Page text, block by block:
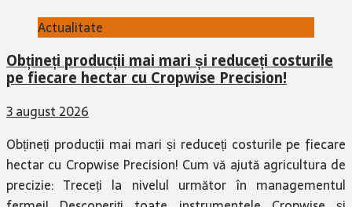
Actualitate
Obțineți producții mai mari și reduceți costurile
pe fiecare hectar cu Cropwise Precision!
3 august 2026
Obțineți producții mai mari și reduceți costurile pe fiecare
hectar cu Cropwise Precision! Cum vă ajută agricultura de
precizie: Treceți la nivelul următor în managementul